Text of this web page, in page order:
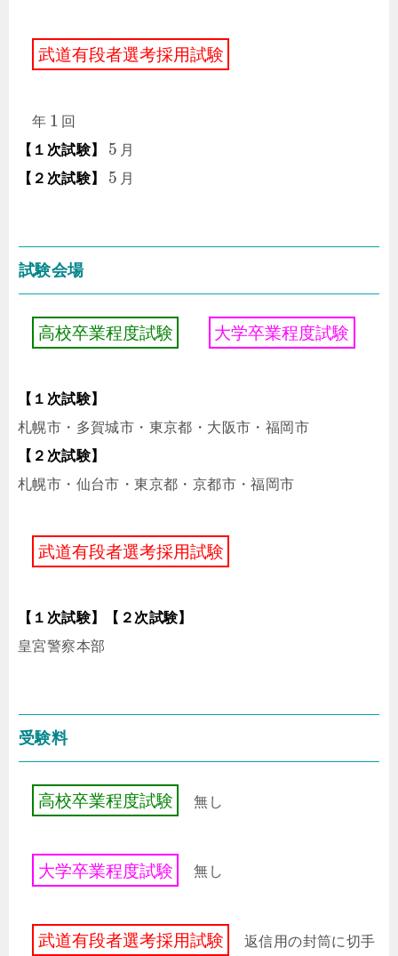
武道有段者選考採用試験
年 1 回
【１次試験】
5 月
【２次試験】
5 月
試験会場
高校卒業程度試験 大学卒業程度試験
【１次試験】
札幌市・多賀城市・東京都・大阪市・福岡市
【２次試験】
札幌市・仙台市・東京都・京都市・福岡市
武道有段者選考採用試験
【１次試験】【２次試験】
皇宮警察本部
受験料
高校卒業程度試験 無し
大学卒業程度試験 無し
武道有段者選考採用試験
返信用の封筒に切手